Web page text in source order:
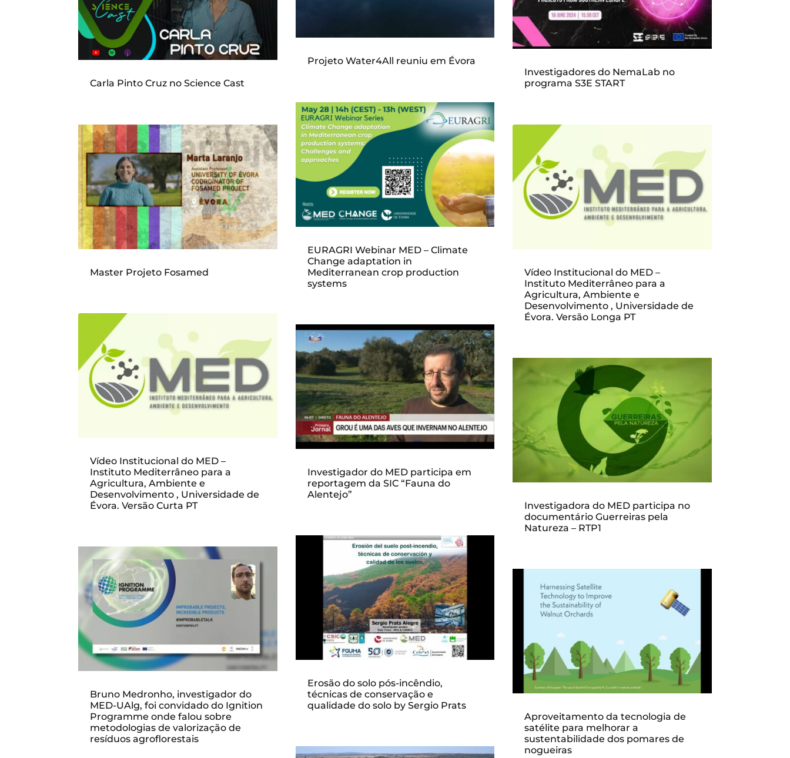
Carla Pinto Cruz no Science Cast
Master Projeto Fosamed
Vídeo Institucional do MED –
Instituto Mediterrâneo para a
Agricultura, Ambiente e
Desenvolvimento , Universidade de
Évora. Versão Curta PT
Bruno Medronho, investigador do
MED-UAlg, foi convidado do Ignition
Programme onde falou sobre
metodologias de valorização de
resíduos agroflorestais
Projeto Water4All reuniu em Évora
EURAGRI Webinar MED – Climate
Change adaptation in
Mediterranean crop production
systems
Investigador do MED participa em
reportagem da SIC “Fauna do
Alentejo”
Erosão do solo pós-incêndio,
técnicas de conservação e
qualidade do solo by Sergio Prats
Investigadores do NemaLab no
programa S3E START
Vídeo Institucional do MED –
Instituto Mediterrâneo para a
Agricultura, Ambiente e
Desenvolvimento , Universidade de
Évora. Versão Longa PT
Investigadora do MED participa no
documentário Guerreiras pela
Natureza – RTP1
Aproveitamento da tecnologia de
satélite para melhorar a
sustentabilidade dos pomares de
nogueiras